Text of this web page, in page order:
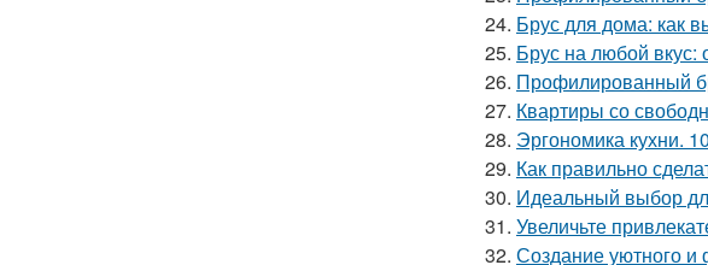
24. Брус для дома: как
25. Брус на любой вкус:
26. Профилированный
27. Квартиры со
28. Эргономика кухни.
29. Как правильно
30. Идеальный выбор
31. Увеличьте
32. Создание уютного и